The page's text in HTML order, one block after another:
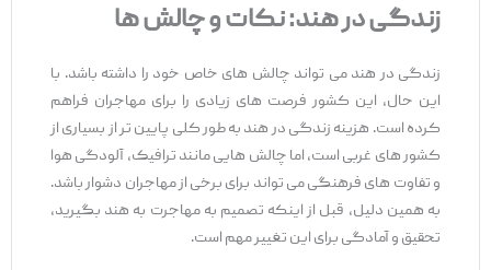
زندگی در هند: نکات و چالش ‌ها
زندگی در هند می ‌تواند چالش ‌های خاص خود را داشته باشد. با
این حال، این کشور فرصت‌ های زیادی را برای مهاجران فراهم
کرده است. هزینه زندگی در هند به طور کلی پایین ‌تر از بسیاری از
کشور های غربی است، اما چالش ‌هایی مانند ترافیک، آلودگی هوا
و تفاوت ‌های فرهنگی می ‌تواند برای برخی از مهاجران دشوار باشد.
به همین دلیل، قبل از اینکه تصمیم به مهاجرت به هند بگیرید،
تحقیق و آمادگی برای این تغییر مهم است.